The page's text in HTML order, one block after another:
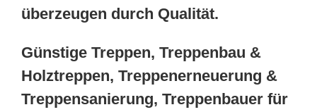
überzeugen durch Qualität.
Günstige Treppen, Treppenbau &
Holztreppen, Treppenerneuerung &
Treppensanierung, Treppenbauer für